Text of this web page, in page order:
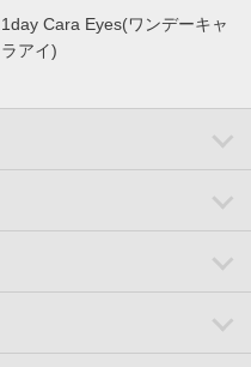
1day Cara Eyes(ワンデーキャ
ラアイ)